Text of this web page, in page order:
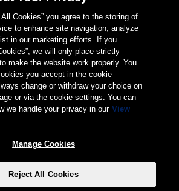
Cookies” you agree to the storing of
to enhance site navigation, analyze
in our marketing efforts. If you
we will only place strictly
make the website work properly. You
you accept in the cookie
change or withdraw your choice on
or via the cookie settings. You can
we handle your privacy in our View
Manage Cookies
Reject All Cookies